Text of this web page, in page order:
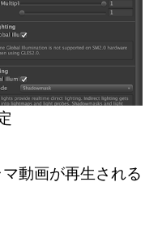
動画が再生される